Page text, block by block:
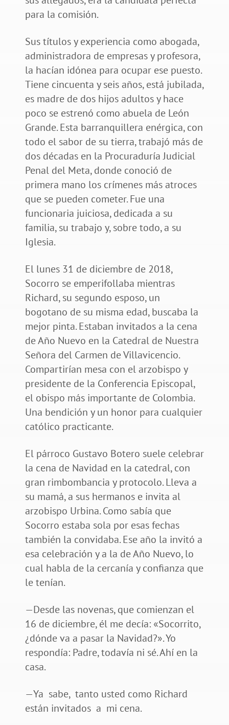
para la comisión.
Sus títulos y experiencia como abogada,
administradora de empresas y profesora,
la hacían idónea para ocupar ese puesto.
Tiene cincuenta y seis años, está jubilada,
es madre de dos hijos adultos y hace
poco se estrenó como abuela de León
Grande. Esta barranquillera enérgica, con
todo el sabor de su tierra, trabajó más de
dos décadas en la Procuraduría Judicial
Penal del Meta, donde conoció de
primera mano los crímenes más atroces
que se pueden cometer. Fue una
funcionaria juiciosa, dedicada a su
familia, su trabajo y, sobre todo, a su
Iglesia.
El lunes 31 de diciembre de 2018,
Socorro se emperifollaba mientras
Richard, su segundo esposo, un
bogotano de su misma edad, buscaba la
mejor pinta. Estaban invitados a la cena
de Año Nuevo en la Catedral de Nuestra
Señora del Carmen de Villavicencio.
Compartirían mesa con el arzobispo y
presidente de la Conferencia Episcopal,
el obispo más importante de Colombia.
Una bendición y un honor para cualquier
católico practicante.
El párroco Gustavo Botero suele celebrar
la cena de Navidad en la catedral, con
gran rimbombancia y protocolo. Lleva a
su mamá, a sus hermanos e invita al
arzobispo Urbina. Como sabía que
Socorro estaba sola por esas fechas
también la convidaba. Ese año la invitó a
esa celebración y a la de Año Nuevo, lo
cual habla de la cercanía y confianza que
le tenían.
—Desde las novenas, que comienzan el
16 de diciembre, él me decía: «Socorrito,
¿dónde va a pasar la Navidad?». Yo
respondía: Padre, todavía ni sé. Ahí en la
casa.
—Ya sabe, tanto usted como Richard
están invitados a mi cena.